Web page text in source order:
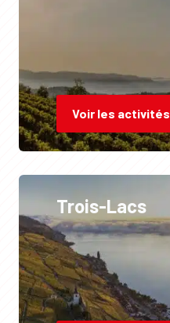
Voir les activités
Trois-Lacs